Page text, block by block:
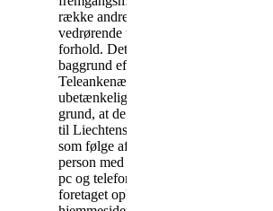
række andre klagesager
vedrørende tilsvarende
forhold. Det er på den
baggrund efter
Teleankenævnets opfattelse
ubetænkeligt at lægge til
grund, at de påklagede opkald
til Liechtenstein er opstået
som følge af, at klager eller en
person med adgang til klagers
pc og telefonforbindelse har
foretaget opkald til